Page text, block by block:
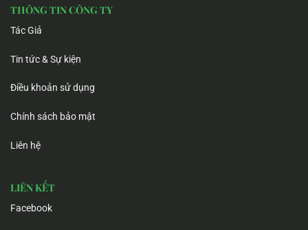
THÔNG TIN CÔNG TY
Tác Giả
Tin tức & Sự kiện
Điều khoản sử dụng
Chính sách bảo mật
Liên hệ
LIÊN KẾT
Facebook